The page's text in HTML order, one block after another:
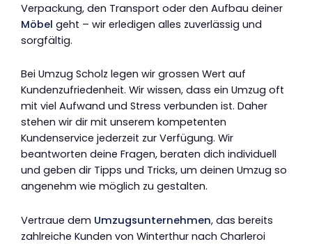
Verpackung, den Transport oder den Aufbau deiner
Möbel geht – wir erledigen alles zuverlässig und
sorgfältig.
Bei Umzug Scholz legen wir grossen Wert auf
Kundenzufriedenheit. Wir wissen, dass ein Umzug oft
mit viel Aufwand und Stress verbunden ist. Daher
stehen wir dir mit unserem kompetenten
Kundenservice jederzeit zur Verfügung. Wir
beantworten deine Fragen, beraten dich individuell
und geben dir Tipps und Tricks, um deinen Umzug so
angenehm wie möglich zu gestalten.
Vertraue dem Umzugsunternehmen, das bereits
zahlreiche Kunden von Winterthur nach Charleroi